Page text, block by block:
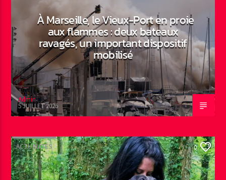
À Marseille, le Vieux-Port en proie
aux flammes : deux bateaux
ravagés, un important dispositif
mobilisé
Admin
5 JUILLET 2026
ACTUALITÉS 0